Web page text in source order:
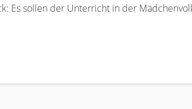
Es sollen der Unterricht in der